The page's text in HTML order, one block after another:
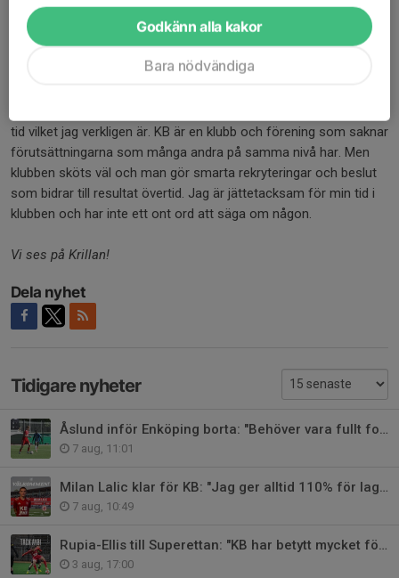
ingenting inför denna match. Vi måste gå ut som en enhet och
inte acceptera att någon inte följer matchplanen och lägger ner
jobbet till 100%!
tid vilket jag verkligen är. KB är en klubb och förening som saknar
förutsättningarna som många andra på samma nivå har. Men
klubben sköts väl och man gör smarta rekryteringar och beslut
som bidrar till resultat övertid. Jag är jättetacksam för min tid i
klubben och har inte ett ont ord att säga om någon.
Vi ses på Krillan!
Dela nyhet
Tidigare nyheter
Åslund inför Enköping borta: "Behöver vara fullt fokuserade"
7 aug, 11:01
Milan Lalic klar för KB: "Jag ger alltid 110% för laget"
7 aug, 10:49
Rupia-Ellis till Superettan: "KB har betytt mycket för mig"
3 aug, 17:00
Godkänn alla kakor
Bara nödvändiga